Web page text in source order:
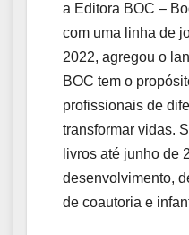
a Editora BOC –
com uma linha de
2022, agregou o
BOC tem o
profissionais de
transformar vidas.
livros até junho de
desenvolvimento,
de coautoria e